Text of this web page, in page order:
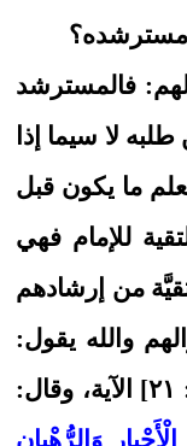
مسترشده؟
فالمسترشد
لا سيما إذا
ما يكون قبل
للإمام فهي
من إرشادهم
والله يقول:
﴾ [يس: ٢١] الآية، وقال:
وَالرُّهْبانِ